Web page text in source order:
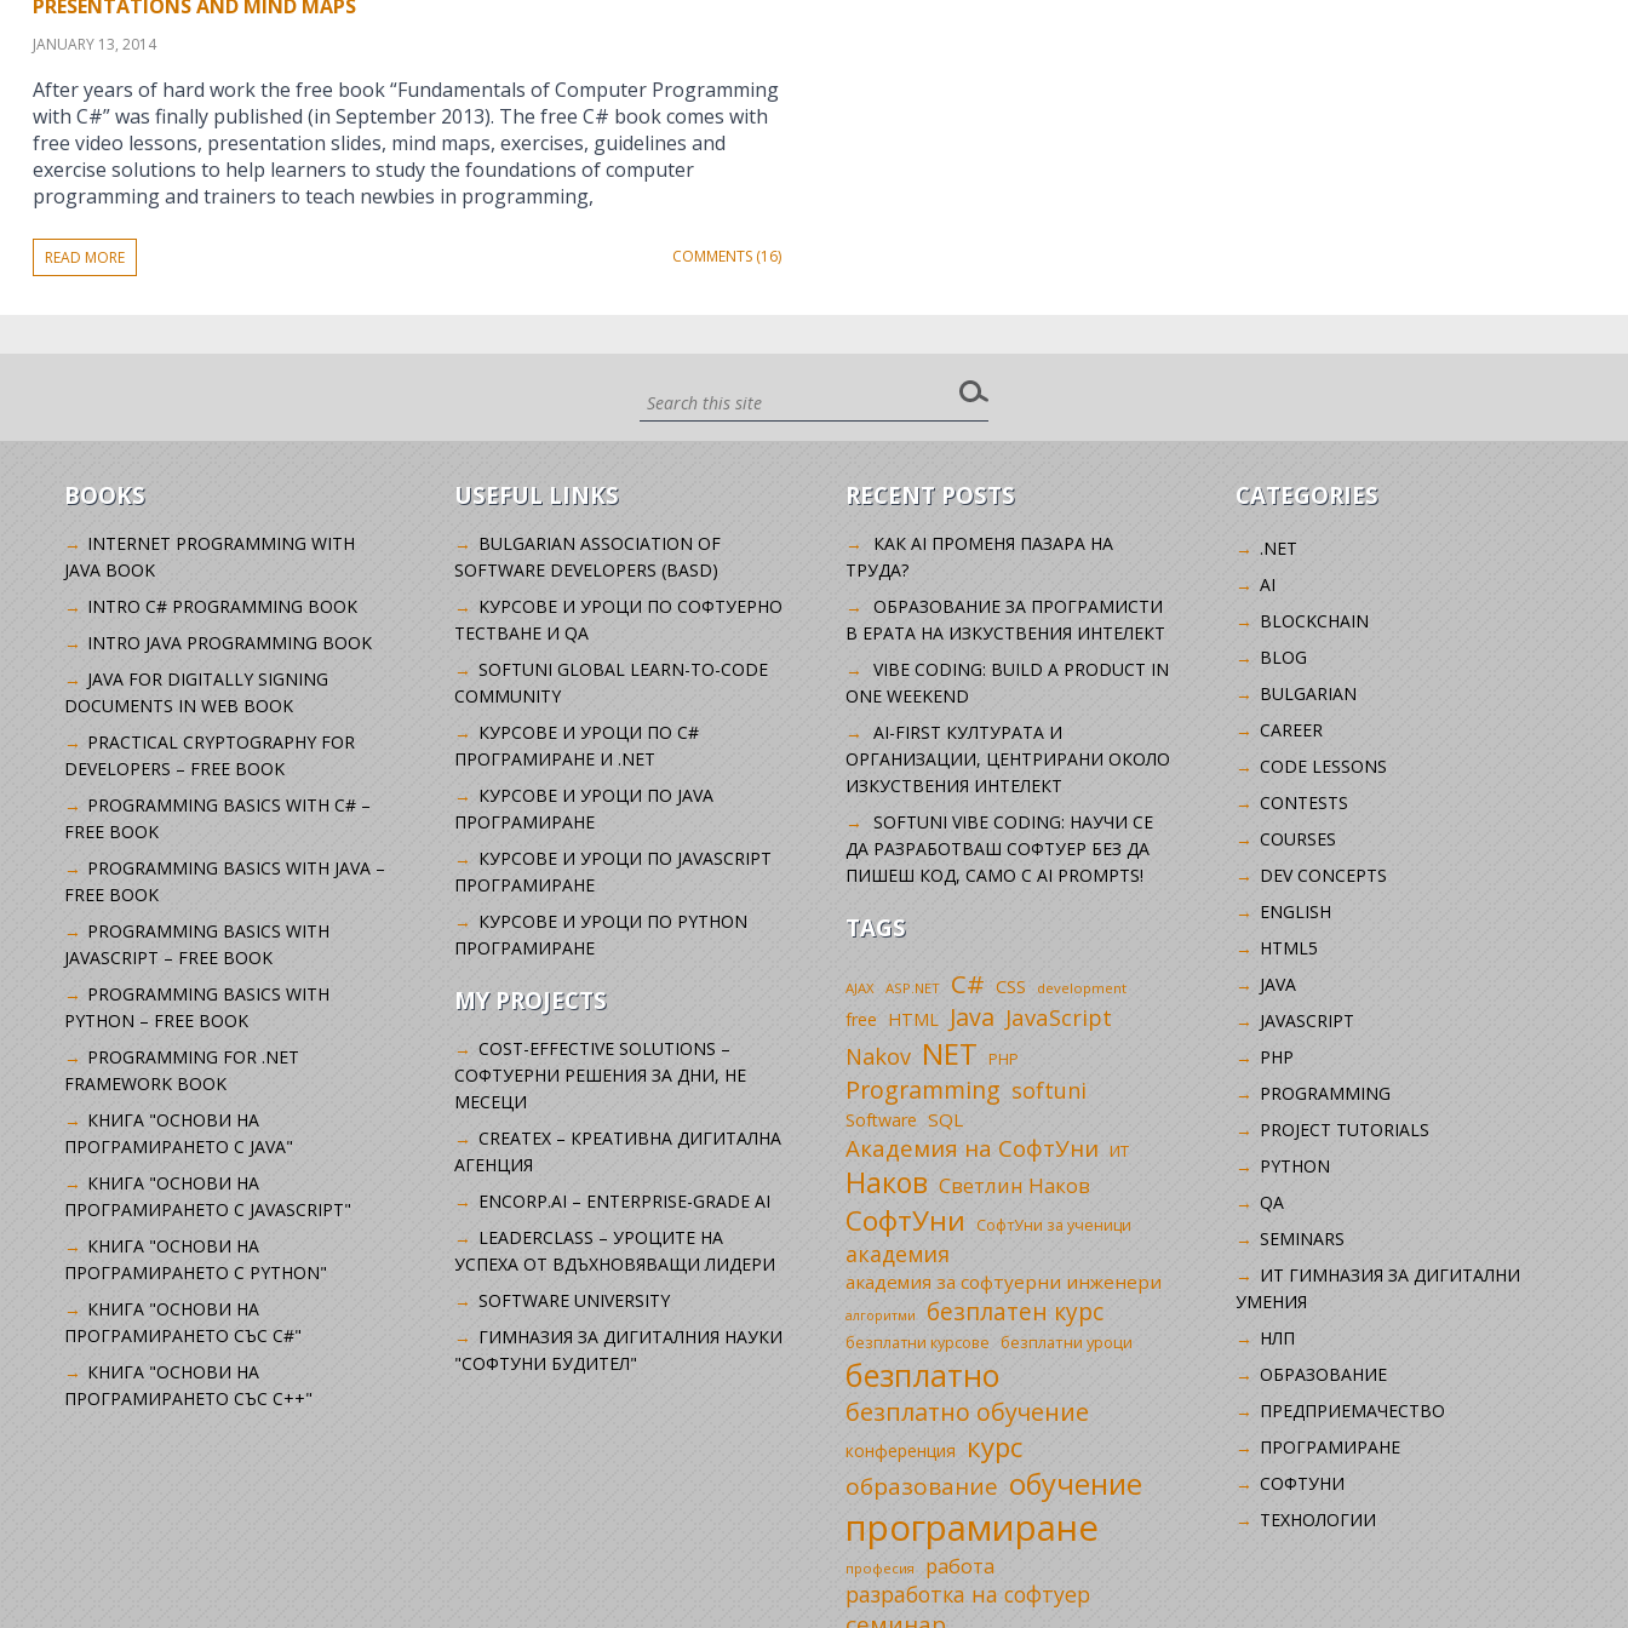
PRESENTATIONS AND MIND MAPS
JANUARY 13, 2014
After years of hard work the free book “Fundamentals of Computer Programming
with C#” was finally published (in September 2013). The free C# book comes with
free video lessons, presentation slides, mind maps, exercises, guidelines and
exercise solutions to help learners to study the foundations of computer
programming and trainers to teach newbies in programming,
READ MORE COMMENTS (16)
BOOKS
INTERNET PROGRAMMING WITH
JAVA BOOK
INTRO C# PROGRAMMING BOOK
INTRO JAVA PROGRAMMING BOOK
JAVA FOR DIGITALLY SIGNING
DOCUMENTS IN WEB BOOK
PRACTICAL CRYPTOGRAPHY FOR
DEVELOPERS – FREE BOOK
PROGRAMMING BASICS WITH C# –
FREE BOOK
PROGRAMMING BASICS WITH JAVA –
FREE BOOK
PROGRAMMING BASICS WITH
JAVASCRIPT – FREE BOOK
PROGRAMMING BASICS WITH
PYTHON – FREE BOOK
PROGRAMMING FOR .NET
FRAMEWORK BOOK
КНИГА "ОСНОВИ НА
ПРОГРАМИРАНЕТО С JAVA"
КНИГА "ОСНОВИ НА
ПРОГРАМИРАНЕТО С JAVASCRIPT"
КНИГА "ОСНОВИ НА
ПРОГРАМИРАНЕТО С PYTHON"
КНИГА "ОСНОВИ НА
ПРОГРАМИРАНЕТО СЪС C#"
КНИГА "ОСНОВИ НА
ПРОГРАМИРАНЕТО СЪС C++"
USEFUL LINKS
BULGARIAN ASSOCIATION OF
SOFTWARE DEVELOPERS (BASD)
KУРСОВЕ И УРОЦИ ПО СОФТУЕРНО
ТЕСТВАНЕ И QA
SOFTUNI GLOBAL LEARN-TO-CODE
COMMUNITY
КУРСОВЕ И УРОЦИ ПО C#
ПРОГРАМИРАНЕ И .NET
КУРСОВЕ И УРОЦИ ПО JAVA
ПРОГРАМИРАНЕ
КУРСОВЕ И УРОЦИ ПО JAVASCRIPT
ПРОГРАМИРАНЕ
КУРСОВЕ И УРОЦИ ПО PYTHON
ПРОГРАМИРАНЕ
MY PROJECTS
COST-EFFECTIVE SOLUTIONS –
СОФТУЕРНИ РЕШЕНИЯ ЗА ДНИ, НЕ
МЕСЕЦИ
CREATEX – КРЕАТИВНА ДИГИТАЛНА
АГЕНЦИЯ
ENCORP.AI – ENTERPRISE-GRADE AI
LEADERCLASS – УРОЦИТЕ НА
УСПЕХА ОТ ВДЪХНОВЯВАЩИ ЛИДЕРИ
SOFTWARE UNIVERSITY
ГИМНАЗИЯ ЗА ДИГИТАЛНИЯ НАУКИ
"СОФТУНИ БУДИТЕЛ"
RECENT POSTS
КАК AI ПРОМЕНЯ ПАЗАРА НА
ТРУДА?
ОБРАЗОВАНИЕ ЗА ПРОГРАМИСТИ
В ЕРАТА НА ИЗКУСТВЕНИЯ ИНТЕЛЕКТ
VIBE CODING: BUILD A PRODUCT IN
ONE WEEKEND
AI-FIRST КУЛТУРАТА И
ОРГАНИЗАЦИИ, ЦЕНТРИРАНИ ОКОЛО
ИЗКУСТВЕНИЯ ИНТЕЛЕКТ
SOFTUNI VIBE CODING: НАУЧИ СЕ
ДА РАЗРАБОТВАШ СОФТУЕР БЕЗ ДА
ПИШЕШ КОД, САМО С AI PROMPTS!
TAGS
AJAX ASP.NET C# CSS development
free HTML Java JavaScript
Nakov NET PHP
Programming softuni
Software SQL
Академия на СофтУни ИТ
Наков Светлин Наков
СофтУни СофтУни за ученици
академия
академия за софтуерни инженери
алгоритми безплатен курс
безплатни курсове безплатни уроци
безплатно
безплатно обучение
конференция курс
образование обучение
програмиране
професия работа
разработка на софтуер
CATEGORIES
.NET
AI
BLOCKCHAIN
BLOG
BULGARIAN
CAREER
CODE LESSONS
CONTESTS
COURSES
DEV CONCEPTS
ENGLISH
HTML5
JAVA
JAVASCRIPT
PHP
PROGRAMMING
PROJECT TUTORIALS
PYTHON
QA
SEMINARS
ИТ ГИМНАЗИЯ ЗА ДИГИТАЛНИ
УМЕНИЯ
НЛП
ОБРАЗОВАНИЕ
ПРЕДПРИЕМАЧЕСТВО
ПРОГРАМИРАНЕ
СОФТУНИ
ТЕХНОЛОГИИ